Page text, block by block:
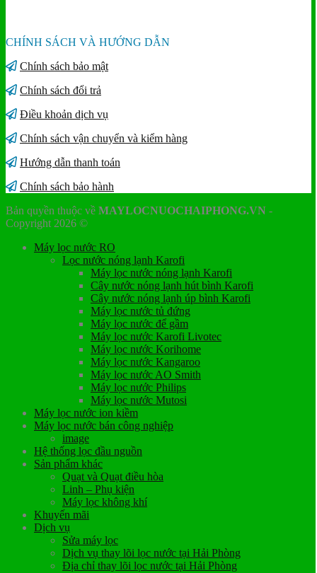
CHÍNH SÁCH VÀ HƯỚNG DẪN
Chính sách bảo mật
Chính sách đổi trả
Điều khoản dịch vụ
Chính sách vận chuyển và kiểm hàng
Hướng dẫn thanh toán
Chính sách bảo hành
Bản quyền thuộc về MAYLOCNUOCHAIPHONG.VN -
Copyright 2026 ©
Máy lọc nước RO
Lọc nước nóng lạnh Karofi
Máy lọc nước nóng lạnh Karofi
Cây nước nóng lạnh hút bình Karofi
Cây nước nóng lạnh úp bình Karofi
Máy lọc nước tủ đứng
Máy lọc nước để gầm
Máy lọc nước Karofi Livotec
Máy lọc nước Korihome
Máy lọc nước Kangaroo
Máy lọc nước AO Smith
Máy lọc nước Philips
Máy lọc nước Mutosi
Máy lọc nước ion kiềm
Máy lọc nước bán công nghiệp
image
Hệ thống lọc đầu nguồn
Sản phẩm khác
Quạt và Quạt điều hòa
Linh – Phụ kiện
Máy lọc không khí
Khuyến mãi
Dịch vụ
Sửa máy lọc
Dịch vụ thay lõi lọc nước tại Hải Phòng
Địa chỉ thay lõi lọc nước tại Hải Phòng